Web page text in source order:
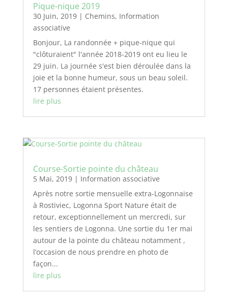
Pique-nique 2019
30 Juin, 2019| Chemins, Information
associative
Bonjour, La randonnée + pique-nique qui
"clôturaient" l'année 2018-2019 ont eu lieu le
29 juin. La journée s'est bien déroulée dans la
joie et la bonne humeur, sous un beau soleil.
17 personnes étaient présentes.
lire plus
Course-Sortie pointe du château
5 Mai, 2019| Information associative
Après notre sortie mensuelle extra-Logonnaise
à Rostiviec, Logonna Sport Nature était de
retour, exceptionnellement un mercredi, sur
les sentiers de Logonna. Une sortie du 1er mai
autour de la pointe du château notamment ,
l’occasion de nous prendre en photo de
façon...
lire plus